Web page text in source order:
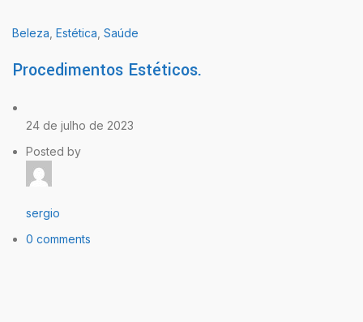
Beleza Estética Saúde
Procedimentos Estéticos.
24 de julho de 2023
Posted by
sergio
0 comments